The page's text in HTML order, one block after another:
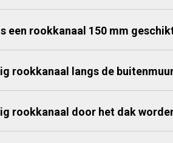
een rookkanaal 150 mm
rookkanaal langs de
rookkanaal door het dak